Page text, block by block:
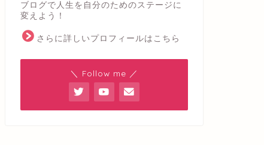
ブログで人生を自分のためのステージに
変えよう！
さらに詳しいプロフィールはこちら
＼ Follow me ／